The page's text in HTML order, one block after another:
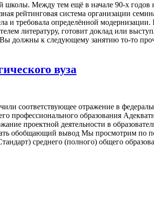
школы. Между тем ещё в начале 90-х годов
рейтинговая система организации
и требовала определённой модернизации.
литературу, готовит доклад или
должны к следующему занятию то-то
вуза
соответствующее отражение в
профессионального образования
проектной деятельности в
обобщающий вывод Мы просмотрим по
среднего (полного) общего